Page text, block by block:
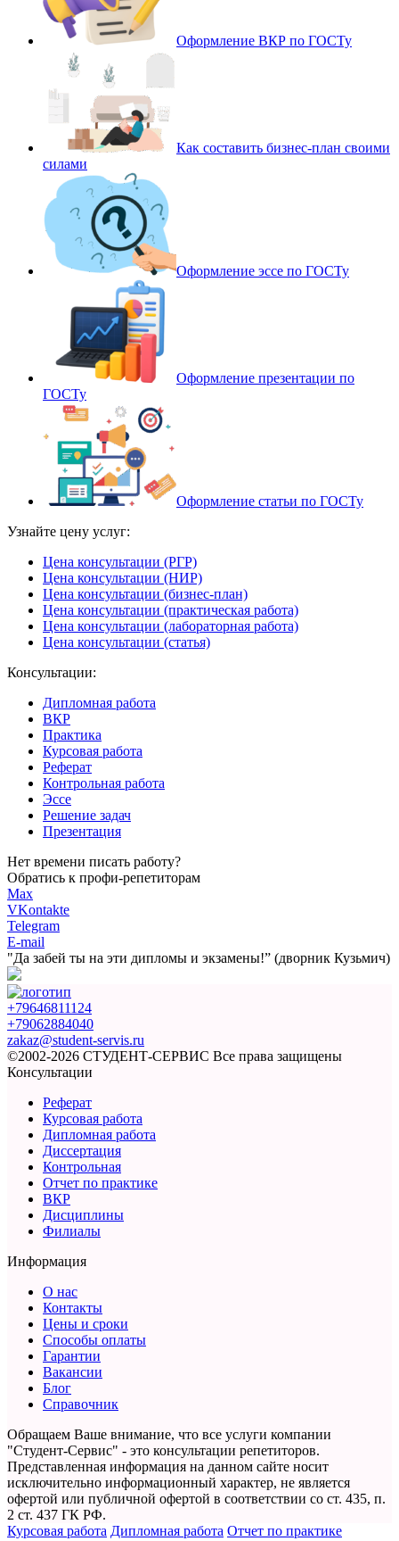
Оформление ВКР по ГОСТу
Как составить бизнес-план своими
силами
Оформление эссе по ГОСТу
Оформление презентации по
ГОСТу
Оформление статьи по ГОСТу
Узнайте цену услуг:
Цена консультации (РГР)
Цена консультации (НИР)
Цена консультации (бизнес-план)
Цена консультации (практическая работа)
Цена консультации (лабораторная работа)
Цена консультации (статья)
Консультации:
Дипломная работа
ВКР
Практика
Курсовая работа
Реферат
Контрольная работа
Эссе
Решение задач
Презентация
Нет времени писать работу?
Обратись к профи-репетиторам
Max
VKontakte
Telegram
E-mail
"Да забей ты на эти дипломы и экзамены!” (дворник Кузьмич)
+79646811124
+79062884040
zakaz@student-servis.ru
©2002-2026 СТУДЕНТ-СЕРВИС Все права защищены
Консультации
Реферат
Курсовая работа
Дипломная работа
Диссертация
Контрольная
Отчет по практике
ВКР
Дисциплины
Филиалы
Информация
О нас
Контакты
Цены и сроки
Способы оплаты
Гарантии
Вакансии
Блог
Справочник
Обращаем Ваше внимание, что все услуги компании
"Студент-Сервис" - это консультации репетиторов.
Представленная информация на данном сайте носит
исключительно информационный характер, не является
офертой или публичной офертой в соответствии со ст. 435, п.
2 ст. 437 ГК РФ.
Курсовая работа Дипломная работа Отчет по практике